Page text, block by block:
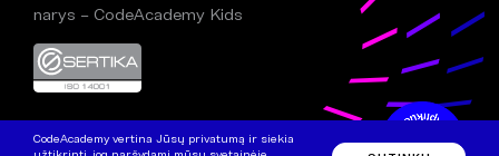
narys – CodeAcademy Kids
CodeAcademy vertina Jūsų privatumą ir siekia